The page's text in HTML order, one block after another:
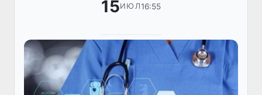
15ИЮЛ16:55